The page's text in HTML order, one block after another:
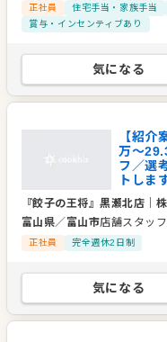
正社員 住宅手当・家族手当
賞与・インセンティブあり
気になる
【紹介
万～
フ／選
トしま
『餃子の王将』黒瀬北店
富山県／富山市店舗スタッフ
正社員 完全週休2日制
気になる